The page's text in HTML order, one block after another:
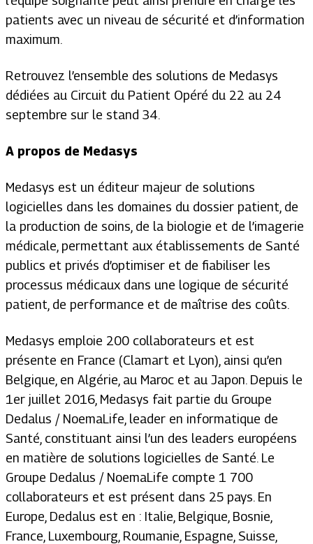
patients avec un niveau de sécurité et d’information
maximum.
Retrouvez l’ensemble des solutions de Medasys
dédiées au Circuit du Patient Opéré du 22 au 24
septembre sur le stand 34.
A propos de Medasys
Medasys est un éditeur majeur de solutions
logicielles dans les domaines du dossier patient, de
la production de soins, de la biologie et de l’imagerie
médicale, permettant aux établissements de Santé
publics et privés d’optimiser et de fiabiliser les
processus médicaux dans une logique de sécurité
patient, de performance et de maîtrise des coûts.
Medasys emploie 200 collaborateurs et est
présente en France (Clamart et Lyon), ainsi qu’en
Belgique, en Algérie, au Maroc et au Japon. Depuis le
1er juillet 2016, Medasys fait partie du Groupe
Dedalus / NoemaLife, leader en informatique de
Santé, constituant ainsi l’un des leaders européens
en matière de solutions logicielles de Santé. Le
Groupe Dedalus / NoemaLife compte 1 700
collaborateurs et est présent dans 25 pays. En
Europe, Dedalus est en : Italie, Belgique, Bosnie,
France, Luxembourg, Roumanie, Espagne, Suisse,